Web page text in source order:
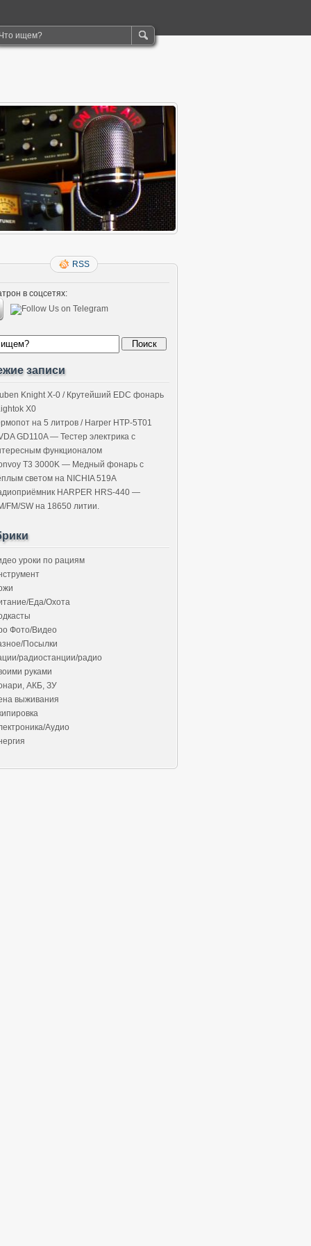
RSS
в соцсетях:
записи
Knight X-0 / Крутейший EDC фонарь
X0
на 5 литров / Harper HTP-5T01
GD110A — Тестер электрика с
функционалом
T3 3000K — Медный фонарь с
светом на NICHIA 519A
HARPER HRS-440 —
FM/SW на 18650 литии.
уроки по рациям
Еда/Охота
Фото/Видео
Посылки
радиостанции/радио
руками
АКБ, ЗУ
выживания
Аудио